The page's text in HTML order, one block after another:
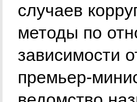
случаев
методы по
зависимости
премьер-